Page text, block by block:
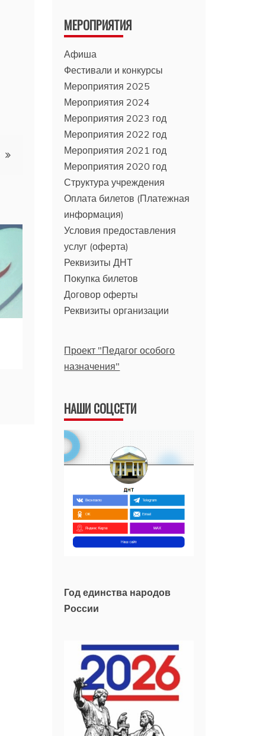
МЕРОПРИЯТИЯ
Афиша
Фестивали и конкурсы
Мероприятия 2025
Мероприятия 2024
Мероприятия 2023 год
Мероприятия 2022 год
Мероприятия 2021 год
Мероприятия 2020 год
Структура учреждения
Оплата билетов (Платежная
информация)
Условия предоставления
услуг (оферта)
Реквизиты ДНТ
Покупка билетов
Договор оферты
Реквизиты организации
Проект "Педагог особого
назначения"
НАШИ СОЦСЕТИ
Год единства народов
России